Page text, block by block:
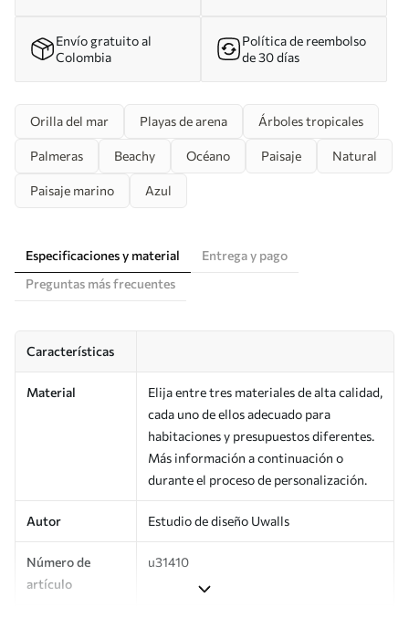
Envío gratuito al
Colombia
Política de reembolso
de 30 días
Orilla del mar Playas de arena Árboles tropicales
Palmeras Beachy Océano Paisaje Natural
Paisaje marino Azul
Especificaciones y material
Entrega y pago
Preguntas más frecuentes
Características
Material
Elija entre tres materiales de alta calidad,
cada uno de ellos adecuado para
habitaciones y presupuestos diferentes.
Más información a continuación o
durante el proceso de personalización.
Autor Estudio de diseño Uwalls
Número de
artículo
u31410